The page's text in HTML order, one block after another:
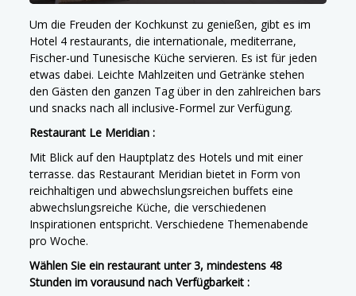
Um die Freuden der Kochkunst zu genießen, gibt es im
Hotel 4 restaurants, die internationale, mediterrane,
Fischer-und Tunesische Küche servieren. Es ist für jeden
etwas dabei. Leichte Mahlzeiten und Getränke stehen
den Gästen den ganzen Tag über in den zahlreichen bars
und snacks nach all inclusive-Formel zur Verfügung.
Restaurant Le Meridian :
Mit Blick auf den Hauptplatz des Hotels und mit einer
terrasse. das Restaurant Meridian bietet in Form von
reichhaltigen und abwechslungsreichen buffets eine
abwechslungsreiche Küche, die verschiedenen
Inspirationen entspricht. Verschiedene Themenabende
pro Woche.
Wählen Sie ein restaurant unter 3, mindestens 48
Stunden im vorausund nach Verfügbarkeit :